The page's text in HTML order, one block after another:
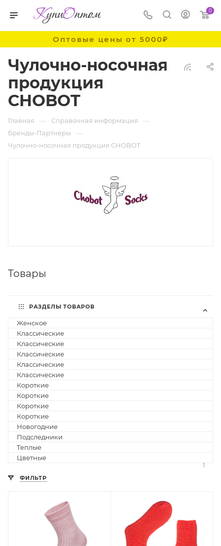
0
Оптовые цены от 5000₽
Чулочно-носочная
продукция
CHOBOT
Главная — Справочная информация —
Бренды-Партнеры —
Чулочно-носочная продукция CHOBOT
Товары
РАЗДЕЛЫ ТОВАРОВ
Женское
Классические
Классические
Классические
Классические
Классические
Короткие
Короткие
Короткие
Короткие
Новогодние
Подследники
Теплые
Цветные
1
ФИЛЬТР